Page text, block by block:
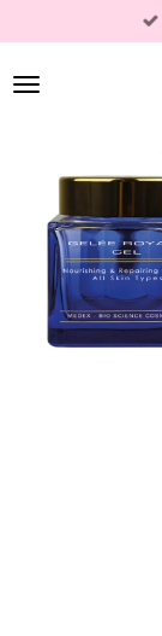
direct
naar
de